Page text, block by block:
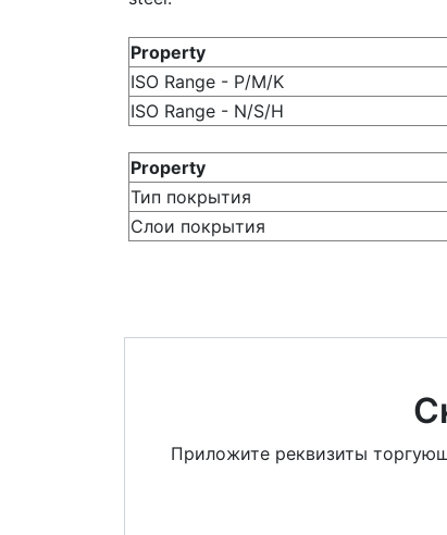
Property
ISO Range - P/M/K
ISO Range - N/S/H
Property
Тип покрытия
Слои покрытия
Приложите реквизиты